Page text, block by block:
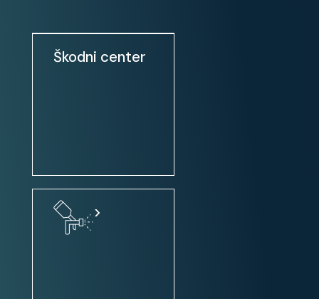
Android Auto
Vozilo ni bilo karambolirano
Škodni center
>